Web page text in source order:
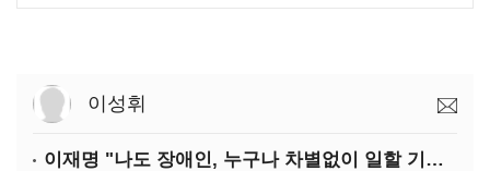
이성휘
이재명 "나도 장애인, 누구나 차별없이 일할 기회 중요"